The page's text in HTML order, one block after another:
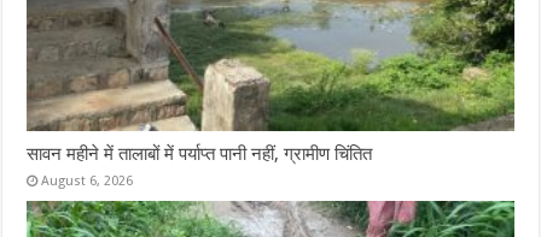
सावन महीने में तालाबों में पर्याप्त पानी नहीं, ग्रामीण चिंतित
August 6, 2026